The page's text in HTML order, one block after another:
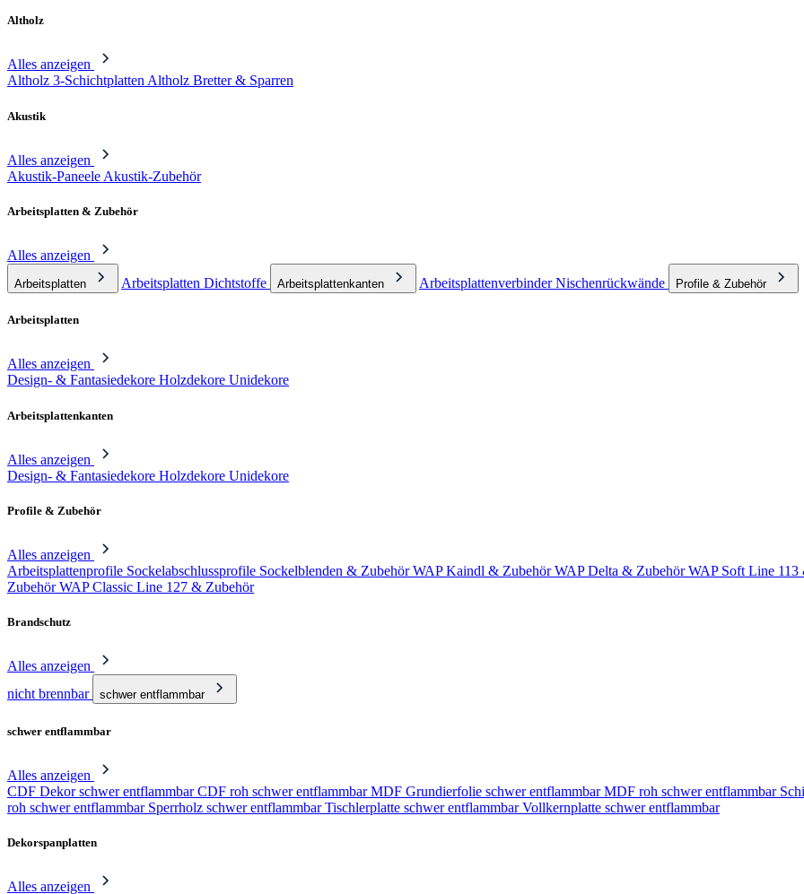
Altholz
Alles anzeigen
Altholz 3-Schichtplatten Altholz Bretter & Sparren
Akustik
Alles anzeigen
Akustik-Paneele Akustik-Zubehör
Arbeitsplatten & Zubehör
Alles anzeigen
Arbeitsplatten Arbeitsplatten Dichtstoffe Arbeitsplattenkanten Arbeitsplattenverbinder Nischenrückwände Profile & Zubehör
Arbeitsplatten
Alles anzeigen
Design- & Fantasiedekore Holzdekore Unidekore
Arbeitsplattenkanten
Alles anzeigen
Design- & Fantasiedekore Holzdekore Unidekore
Profile & Zubehör
Alles anzeigen
Arbeitsplattenprofile Sockelabschlussprofile Sockelblenden & Zubehör WAP Kaindl & Zubehör WAP Delta & Zubehör WAP Soft Line 113
Zubehör WAP Classic Line 127 & Zubehör
Brandschutz
Alles anzeigen
nicht brennbar
schwer entflammbar
schwer entflammbar
Alles anzeigen
CDF Dekor schwer entflammbar CDF roh schwer entflammbar MDF Grundierfolie schwer entflammbar MDF roh schwer entflammbar
roh schwer entflammbar Sperrholz schwer entflammbar Tischlerplatte schwer entflammbar Vollkernplatte schwer entflammbar
Dekorspanplatten
Alles anzeigen